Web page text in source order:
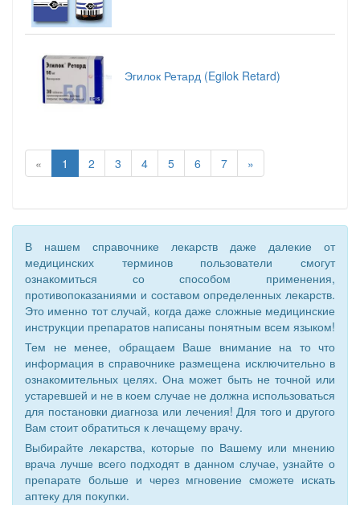
Эгилок Ретард (Egilok Retard)
« 1 2 3 4 5 6 7 »
В нашем справочнике лекарств даже далекие от
медицинских терминов пользователи смогут
ознакомиться со способом применения,
противопоказаниями и составом определенных лекарств.
Это именно тот случай, когда даже сложные медицинские
инструкции препаратов написаны понятным всем языком!
Тем не менее, обращаем Ваше внимание на то что
информация в справочнике размещена исключительно в
ознакомительных целях. Она может быть не точной или
устаревшей и не в коем случае не должна использоваться
для постановки диагноза или лечения! Для того и другого
Вам стоит обратиться к лечащему врачу.
Выбирайте лекарства, которые по Вашему или мнению
врача лучше всего подходят в данном случае, узнайте о
препарате больше и через мгновение сможете искать
аптеку для покупки.